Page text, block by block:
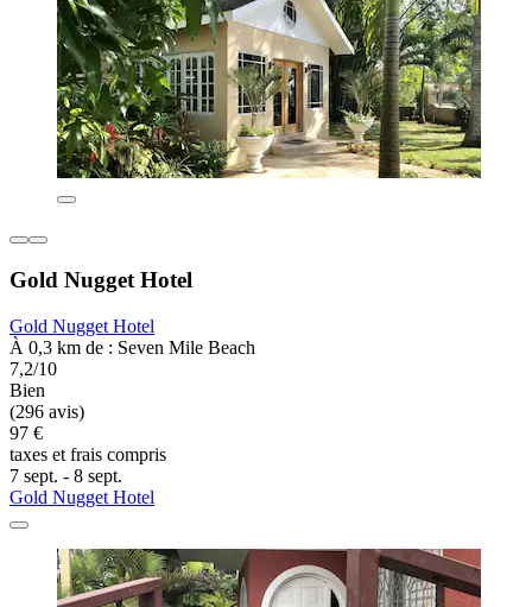
Gold Nugget Hotel
Gold Nugget Hotel
À 0,3 km de : Seven Mile Beach
7,2/10
Bien
(296 avis)
97 €
taxes et frais compris
7 sept. - 8 sept.
Gold Nugget Hotel